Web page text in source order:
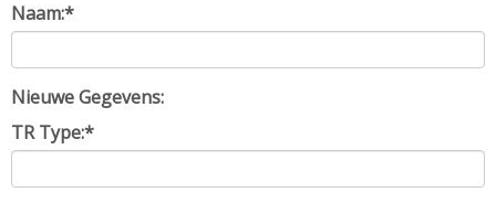
Naam:*
Nieuwe Gegevens:
TR Type:*